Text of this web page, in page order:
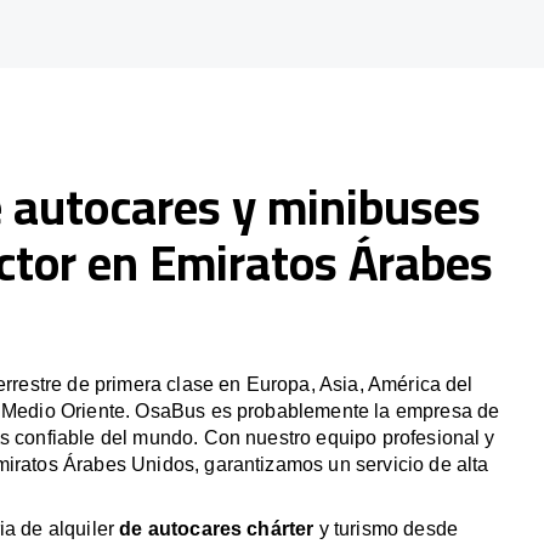
y minibuses
en Emiratos Árabes
de primera clase en Europa, Asia, América del
Oriente. OsaBus es probablemente la empresa de
confiable del mundo. Con nuestro equipo profesional y
Árabes Unidos, garantizamos un servicio de alta
de alquilerde autocares chárter y turismo desde